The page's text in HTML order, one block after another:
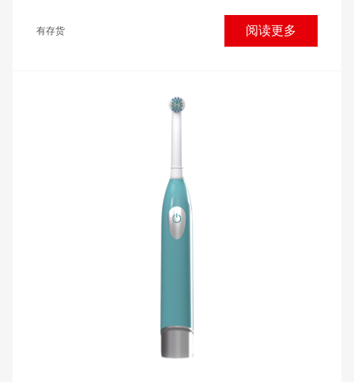
有存货 阅读更多